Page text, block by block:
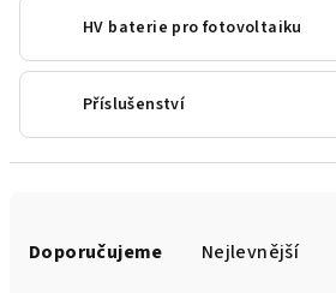
HV baterie pro fotovoltaiku
Příslušenství
Doporučujeme Nejlevnější